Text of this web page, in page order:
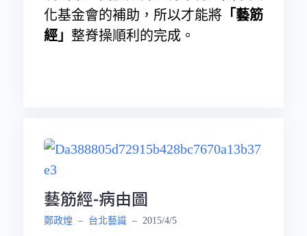
化基金會的補助，所以才能將 「藝筋
經」 整脊操順利的完成。
藝筋經-病由圖
鄭政煌 – 台北藝識 – 2015/4/5